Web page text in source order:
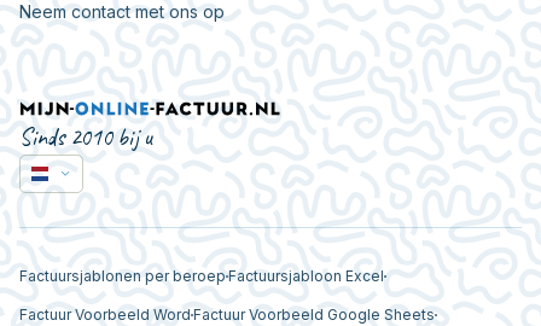
Neem contact met ons op
Sinds 2010 bij u
Factuursjablonen per beroep Factuursjabloon Excel
Factuur Voorbeeld Word Factuur Voorbeeld Google Sheets